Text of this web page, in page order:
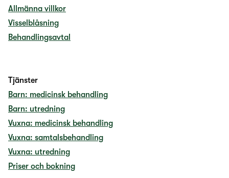
Allmänna villkor
Visselblåsning
Behandlingsavtal
Tjänster
Barn: medicinsk behandling
Barn: utredning
Vuxna: medicinsk behandling
Vuxna: samtalsbehandling
Vuxna: utredning
Priser och bokning